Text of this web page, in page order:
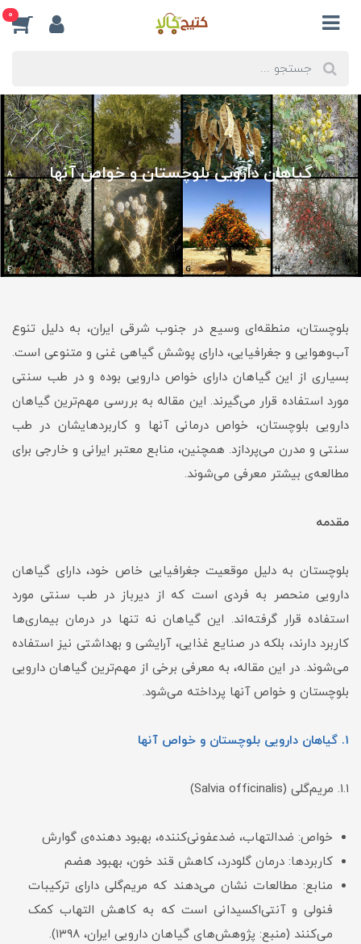
0
گیاهان دارویی بلوچستان و خواص آنها
بلوچستان، منطقه‌ای وسیع در جنوب شرقی ایران، به دلیل تنوع
آب‌وهوایی و جغرافیایی، دارای پوشش گیاهی غنی و متنوعی است.
بسیاری از این گیاهان دارای خواص دارویی بوده و در طب سنتی
مورد استفاده قرار می‌گیرند. این مقاله به بررسی مهم‌ترین گیاهان
دارویی بلوچستان، خواص درمانی آنها و کاربردهایشان در طب
سنتی و مدرن می‌پردازد. همچنین، منابع معتبر ایرانی و خارجی برای
مطالعه‌ی بیشتر معرفی می‌شوند.
مقدمه
بلوچستان به دلیل موقعیت جغرافیایی خاص خود، دارای گیاهان
دارویی منحصر به فردی است که از دیرباز در طب سنتی مورد
استفاده قرار گرفته‌اند. این گیاهان نه تنها در درمان بیماری‌ها
کاربرد دارند، بلکه در صنایع غذایی، آرایشی و بهداشتی نیز استفاده
می‌شوند. در این مقاله، به معرفی برخی از مهم‌ترین گیاهان دارویی
بلوچستان و خواص آنها پرداخته می‌شود.
۱. گیاهان دارویی بلوچستان و خواص آنها
۱.۱. مریم‌گلی (Salvia officinalis)
خواص: ضدالتهاب، ضدعفونی‌کننده، بهبود دهنده‌ی گوارش
کاربردها: درمان گلودرد، کاهش قند خون، بهبود هضم
منابع: مطالعات نشان می‌دهند که مریم‌گلی دارای ترکیبات
فنولی و آنتی‌اکسیدانی است که به کاهش التهاب کمک
می‌کنند (منبع: پژوهش‌های گیاهان دارویی ایران، ۱۳۹۸).